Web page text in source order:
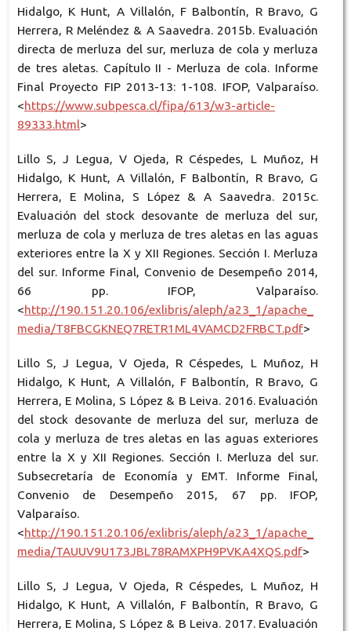
Hidalgo, K Hunt, A Villalón, F Balbontín, R Bravo, G
Herrera, R Meléndez & A Saavedra. 2015b. Evaluación
directa de merluza del sur, merluza de cola y merluza
de tres aletas. Capítulo II - Merluza de cola. Informe
Final Proyecto FIP 2013-13: 1-108. IFOP, Valparaíso.
<https://www.subpesca.cl/fipa/613/w3-article-
89333.html>
Lillo S, J Legua, V Ojeda, R Céspedes, L Muñoz, H
Hidalgo, K Hunt, A Villalón, F Balbontín, R Bravo, G
Herrera, E Molina, S López & A Saavedra. 2015c.
Evaluación del stock desovante de merluza del sur,
merluza de cola y merluza de tres aletas en las aguas
exteriores entre la X y XII Regiones. Sección I. Merluza
del sur. Informe Final, Convenio de Desempeño 2014,
66 pp. IFOP, Valparaíso.
<http://190.151.20.106/exlibris/aleph/a23_1/apache_
media/T8FBCGKNEQ7RETR1ML4VAMCD2FRBCT.pdf>
Lillo S, J Legua, V Ojeda, R Céspedes, L Muñoz, H
Hidalgo, K Hunt, A Villalón, F Balbontín, R Bravo, G
Herrera, E Molina, S López & B Leiva. 2016. Evaluación
del stock desovante de merluza del sur, merluza de
cola y merluza de tres aletas en las aguas exteriores
entre la X y XII Regiones. Sección I. Merluza del sur.
Subsecretaría de Economía y EMT. Informe Final,
Convenio de Desempeño 2015, 67 pp. IFOP,
Valparaíso.
<http://190.151.20.106/exlibris/aleph/a23_1/apache_
media/TAUUV9U173JBL78RAMXPH9PVKA4XQS.pdf>
Lillo S, J Legua, V Ojeda, R Céspedes, L Muñoz, H
Hidalgo, K Hunt, A Villalón, F Balbontín, R Bravo, G
Herrera, E Molina, S López & B Leiva. 2017. Evaluación